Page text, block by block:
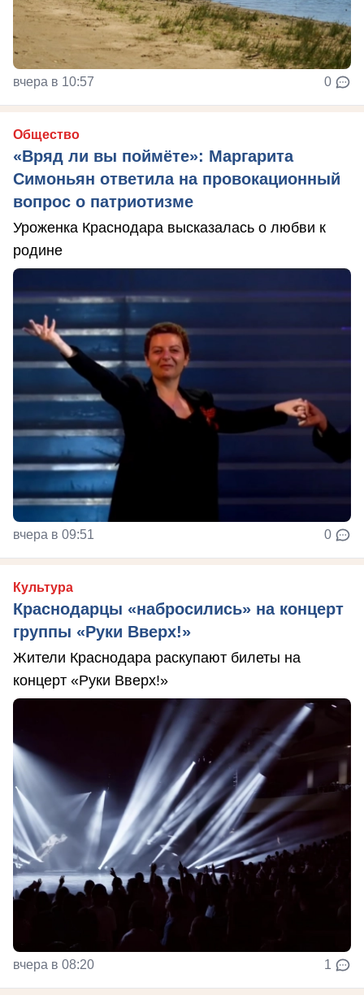
вчера в 10:57 0
Общество
«Вряд ли вы поймёте»: Маргарита
Симоньян ответила на провокационный
вопрос о патриотизме
Уроженка Краснодара высказалась о любви к
родине
вчера в 09:51 0
Культура
Краснодарцы «набросились» на концерт
группы «Руки Вверх!»
Жители Краснодара раскупают билеты на
концерт «Руки Вверх!»
вчера в 08:20 1